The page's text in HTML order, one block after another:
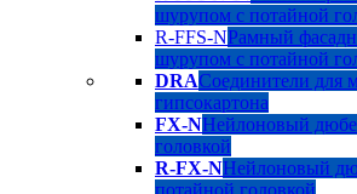
шурупом с потайной
R-FFS-NРамный
шурупом с потайной
DRAСоединители для
гипсокартона
FX-NНейлоновый
головкой
R-FX-NНейлоновый
потайной головкой